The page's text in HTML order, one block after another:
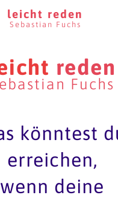
leicht reden
Sebastian Fuchs
reden
Fuchs
könntest
erreichen,
wenn deine